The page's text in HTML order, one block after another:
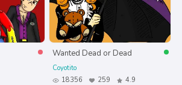
Wanted Dead or Dead
Coyotito
18356
259 4.9